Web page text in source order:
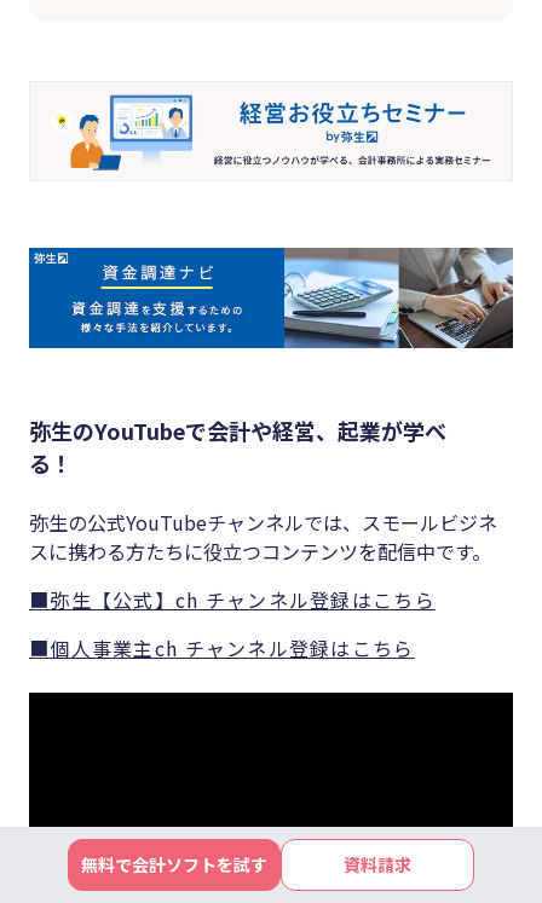
弥生のYouTubeで会計や経営、起業が学べ
る！
弥生の公式YouTubeチャンネルでは、スモールビジネ
スに携わる方たちに役立つコンテンツを配信中です。
■弥生【公式】ch チャンネル登録はこちら
■個人事業主ch チャンネル登録はこちら
無料で会計ソフトを試す 資料請求